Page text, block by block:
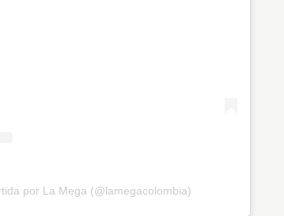
por La Mega (@lamegacolombia)